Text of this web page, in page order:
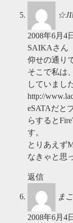
2008年6月4
SAIKAさん
仰せの通り
そこで私は
していまし
http://
eSATAだと
らすると
す。
とりあえず
なきゃと思
返信
ま
2008年6月4